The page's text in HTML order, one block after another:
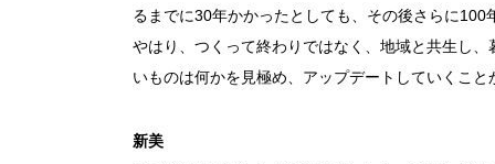
るまでに30年かかったとしても、その後さらに
やはり、つくって終わりではなく、地域と共生し
いものは何かを見極め、アップデートしていくこと
新美